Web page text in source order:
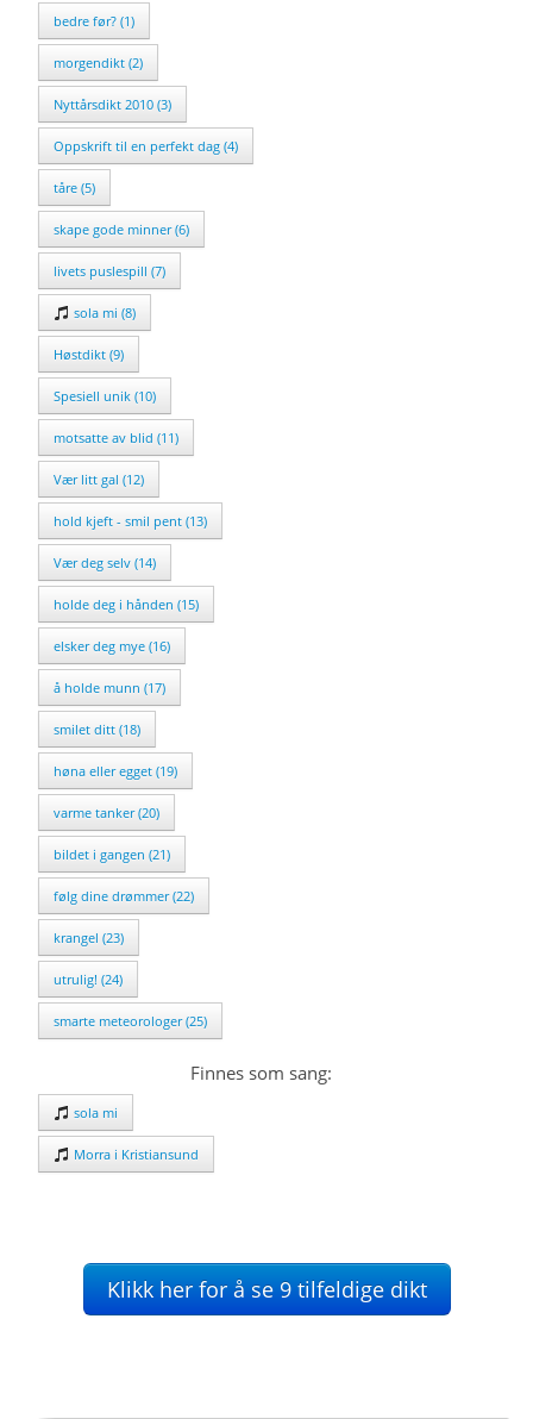
bedre før? (1)
morgendikt (2)
Nyttårsdikt 2010 (3)
Oppskrift til en perfekt dag (4)
tåre (5)
skape gode minner (6)
livets puslespill (7)
sola mi (8)
Høstdikt (9)
Spesiell unik (10)
motsatte av blid (11)
Vær litt gal (12)
hold kjeft - smil pent (13)
Vær deg selv (14)
holde deg i hånden (15)
elsker deg mye (16)
å holde munn (17)
smilet ditt (18)
høna eller egget (19)
varme tanker (20)
bildet i gangen (21)
følg dine drømmer (22)
krangel (23)
utrulig! (24)
smarte meteorologer (25)
Finnes som sang:
sola mi
Morra i Kristiansund
Klikk her for å se 9 tilfeldige dikt